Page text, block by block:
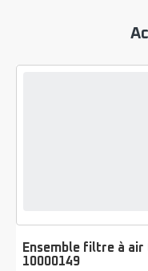
Ensemble filtre à air
10000149